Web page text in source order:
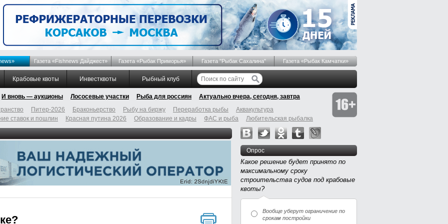
Газета «Fishnews Дайджест» Газета «Рыбак Приморья» Газета "Рыбак Сахалина" Газета «Рыбак Камчатки»
Крабовые квоты Инвестквоты Рыбный клуб
И вновь — аукционы Лососевые участки Рыба для россиян
Актуально вчера, сегодня, завтра
Питер-2026 Браконьерство Рыбу на биржу Переработка рыбы
Аквакультура
ставок и пошлин Красная путина 2026 Образование и кадры ФАС и рыба Любительская рыбалка
Опрос
Какое решение будет принято по
максимальному сроку
строительства судов под крабовые
квоты?
Вообще уберут ограничение по
срокам постройки